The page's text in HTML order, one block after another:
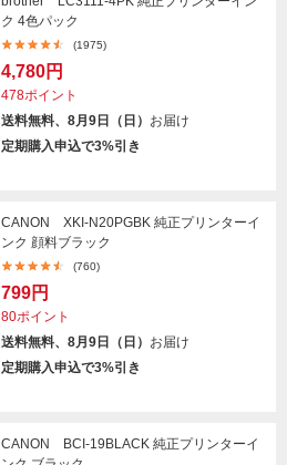
ク 4色パック
(1975)
4,780円
478ポイント
送料無料、8月9日（日） お届け
定期購入申込で3%引き
CANON XKI-N20PGBK 純正プリンターイ
ンク 顔料ブラック
(760)
799円
80ポイント
送料無料、8月9日（日） お届け
定期購入申込で3%引き
CANON BCI-19BLACK 純正プリンターイ